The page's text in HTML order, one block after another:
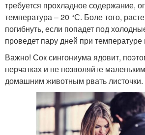
требуется прохладное содержание,
температура – 20 °С. Боле того,
погибнуть, если попадет под
проведет пару дней при
Важно! Сок сингониума ядовит,
перчатках и не позволяйте
домашним животным рвать листочки.